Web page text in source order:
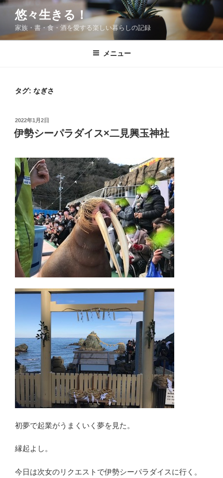
コ
ン
悠々生きる！
家族・書・食・酒を愛する楽しい暮らしの記録
メニュー
タグ: なぎさ
投
稿
日:
2022年1月2日
伊勢シーパラダイス×二見興玉神社
初夢で起業がうまくいく夢を見た。
縁起よし。
今日は次女のリクエストで伊勢シーパラダイスに行く。